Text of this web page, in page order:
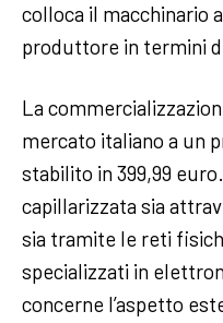
colloca il macchinario
produttore in termini
La
mercato italiano a un
stabilito in 399,99
capillarizzata sia
sia tramite le reti
specializzati in
concerne l’aspetto